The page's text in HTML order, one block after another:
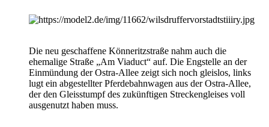
Die neu geschaffene Könneritzstraße nahm auch die
ehemalige Straße „Am Viaduct“ auf. Die Engstelle an der
Einmündung der Ostra-Allee zeigt sich noch gleislos, links
lugt ein abgestellter Pferdebahnwagen aus der Ostra-Allee,
der den Gleisstumpf des zukünftigen Streckengleises voll
ausgenutzt haben muss.